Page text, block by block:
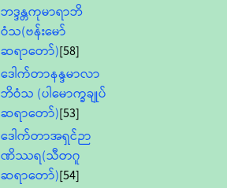
ဘဒ္ဒန္တကုမာရာဘိ
ဝံသ(ဗန်းမော်
ဆရာတော်)[58]
ဒေါက်တာနန္ဒမာလာ
ဘိဝံသ (ပါမောက္ခချုပ်
ဆရာတော်)[53]
ဒေါက်တာအရှင်ဉာ
ဏိဿရ(သီတဂူ
ဆရာတော်)[54]